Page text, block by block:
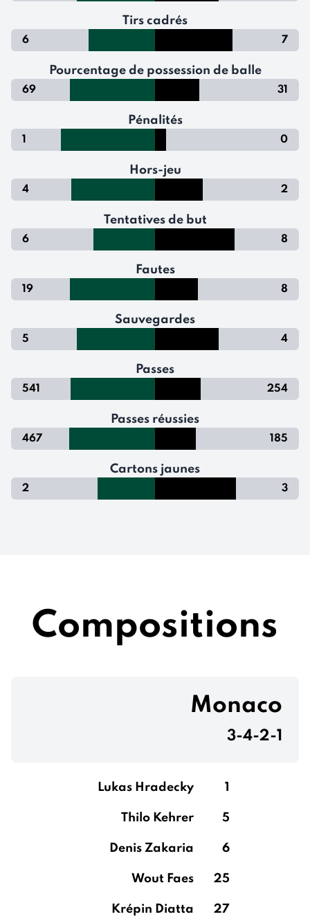
Tirs cadrés
6 7
Pourcentage de possession de balle
69 31
Pénalités
1 0
Hors-jeu
4 2
Tentatives de but
6 8
Fautes
19 8
Sauvegardes
5 4
Passes
541 254
Passes réussies
467 185
Cartons jaunes
2 3
Compositions
Monaco
3-4-2-1
Lukas Hradecky 1
Thilo Kehrer 5
Denis Zakaria 6
Wout Faes 25
Krépin Diatta 27